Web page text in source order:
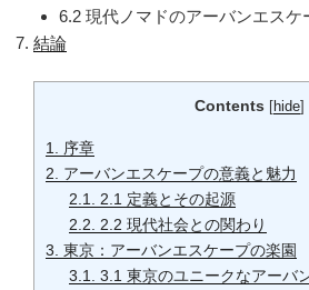
6.2 現代ノマドのアーバンエスケ
結論
Contents [hide]
1.
序章
2.
アーバンエスケープの意義と魅力
2.1.
2.1 定義とその起源
2.2.
2.2 現代社会との関わり
3. 東京：アーバンエスケープの楽園
3.1.
3.1 東京のユニークなアーバ